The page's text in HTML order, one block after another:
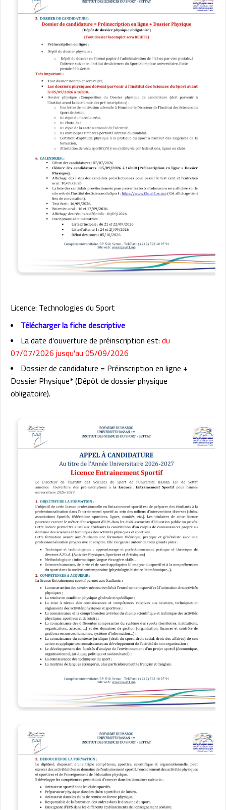
Licence: Technologies du Sport
Télécharger la fiche descriptive
La date d'ouverture de préinscription est:du
07/07/2026 jusqu'au 05/09/2026
Dossier de candidature = Préinscription en ligne +
Dossier Physique* (Dépôt de dossier physique
obligatoire).